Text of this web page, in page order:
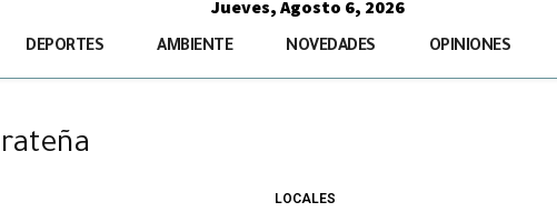
Jueves, Agosto 6, 2026
DEPORTES AMBIENTE NOVEDADES OPINIONES
LOCALES